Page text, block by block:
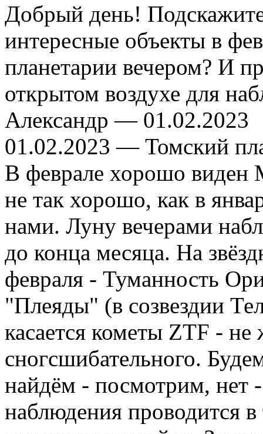
Добрый день!
интересные объекты в
планетарии вечером? И
открытом воздухе для
Александр — 01.02.2023
01.02.2023 — Томский
В феврале хорошо
не так хорошо, как в
нами. Луну вечерами
до конца месяца. На
февраля - Туманность
"Плеяды" (в созвездии
касается кометы ZTF - не
сногсшибательного.
найдём - посмотрим, нет
наблюдения проводится